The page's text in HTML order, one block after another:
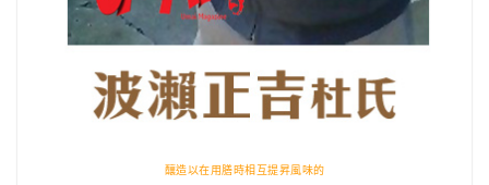
釀造以在用膳時相互提昇風味的